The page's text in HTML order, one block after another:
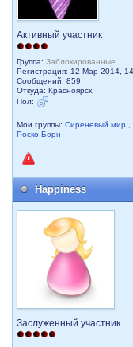
Активный участник
Группа:Заблокированные
Регистрация: 12 Мар 2014,
Сообщений: 859
Откуда: Красноярск
Пол:
Мои группы:Сиреневый мир
Роско Борн
Happiness
Заслуженный участник